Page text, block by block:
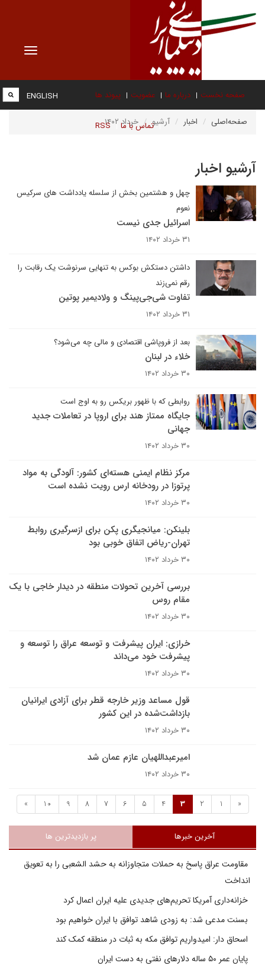
Toggle
صفحه نخست درباره ما عضویت پیوند ها
تماس با ما RSS
ENGLISH
صفحه‌اصلی اخبار آرشیو خرداد ۱۴۰۲
آرشیو اخبار
چهل و هشتمین بخش از سلسله یادداشت های سرکیس
نعوم
اسرائیل جدی نیست
۳۱ خرداد ۱۴۰۲
داشتن دستکش بوکس به تنهایی سرنوشت یک رقابت را
رقم نمی‌زند
تفاوت شی‌جی‌پینگ و ولادیمیر پوتین
۳۱ خرداد ۱۴۰۲
بعد از فروپاشی اقتصادی و مالی چه می‌شود؟
خلاء در لبنان
۳۰ خرداد ۱۴۰۲
روابطی که با ظهور بریکس رو به اوج است
جایگاه ممتاز هند برای اروپا در تعاملات جدید
جهانی
۳۰ خرداد ۱۴۰۲
مرکز نظام ایمنی هسته‌ای کشور:‌ آلودگی به مواد
پرتوزا در رودخانه ارس رویت نشده است
۳۰ خرداد ۱۴۰۲
بلینکن: میانجیگری پکن برای ازسرگیری روابط
تهران-ریاض اتفاق خوبی بود
۳۰ خرداد ۱۴۰۲
بررسی آخرین تحولات منطقه در دیدار خاجی با یک
مقام روس
۳۰ خرداد ۱۴۰۲
خرازی: ایران پیشرفت و توسعه عراق را توسعه و
پیشرفت خود می‌داند
۳۰ خرداد ۱۴۰۲
قول مساعد وزیر خارجه قطر برای آزادی ایرانیان
بازداشت‌شده در این کشور
۳۰ خرداد ۱۴۰۲
امیرعبداللهیان عازم عمان شد
۳۰ خرداد ۱۴۰۲
«
1
2
3
4
5
6
7
8
9
10
»
آخرین خبرها پر بازدیدترین ها
مقاومت عراق پاسخ به حملات متجاوزانه به حشد الشعبی را به تعویق
انداخت
خزانه‌داری آمریکا تحریم‌های جدیدی علیه ایران اعمال کرد
بسنت مدعی شد: به زودی شاهد توافق با ایران خواهیم بود
اسحاق دار: امیدواریم توافق مکه به ثبات در منطقه کمک کند
پایان عمر ۵۰ ساله دلارهای نفتی به دست ایران